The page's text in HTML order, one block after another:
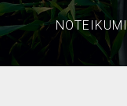
NOTEIKUMI